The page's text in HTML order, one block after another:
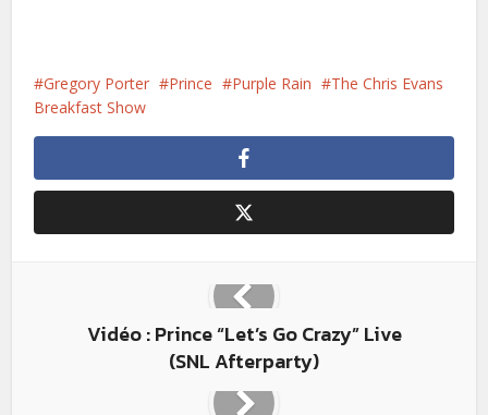
Gregory Porter Prince Purple Rain
The Chris Evans
Breakfast Show
Vidéo : Prince “Let’s Go Crazy” Live
(SNL Afterparty)